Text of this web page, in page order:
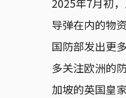
导弹在内的物
国防部发出更
多关注欧洲的
加坡的英国皇